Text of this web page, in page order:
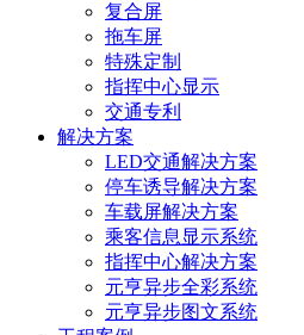
复合屏
拖车屏
特殊定制
指挥中心显示
交通专利
解决方案
LED交通解决方案
停车诱导解决方案
车载屏解决方案
乘客信息显示系统
指挥中心解决方案
元亨异步全彩系统
元亨异步图文系统